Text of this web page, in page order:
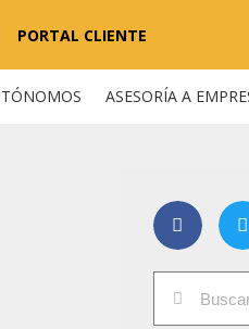
PORTAL CLIENTE
ASESORÍA A